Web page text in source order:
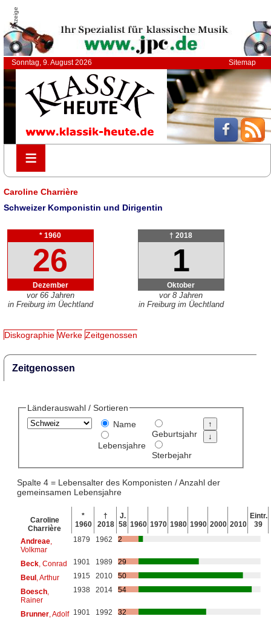
Anzeige
Sonntag, 9. August 2026 Sitemap
≡
≡
Caroline Charrière
Schweizer Komponistin und Dirigentin
* 1960
26
Dezember
vor 66 Jahren
in Freiburg im Üechtland
† 2018
1
Oktober
vor 8 Jahren
in Freiburg im Üechtland
Diskographie Werke Zeitgenossen
Zeitgenossen
Länderauswahl / Sortieren
Name
Lebensjahre
Geburtsjahr
Sterbejahr
Spalte 4 = Lebensalter des Komponisten / Anzahl der
gemeinsamen Lebensjahre
Caroline
Charrière
*
1960
†
2018
J.
58 1960 1970 1980 1990 2000 2010
Eintr.
39
Andreae,
Volkmar
1879 1962 2
Beck, Conrad 1901 1989
29
Beul, Arthur 1915 2010
50
Boesch,
Rainer
1938 2014 54
Brunner, Adolf 1901 1992
32